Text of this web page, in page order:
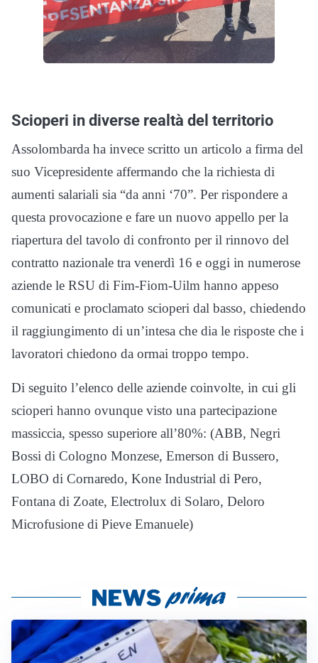
Scioperi in diverse realtà del territorio
Assolombarda ha invece scritto un articolo a firma del
suo Vicepresidente affermando che la richiesta di
aumenti salariali sia “da anni ‘70”. Per rispondere a
questa provocazione e fare un nuovo appello per la
riapertura del tavolo di confronto per il rinnovo del
contratto nazionale tra venerdì 16 e oggi in numerose
aziende le RSU di Fim-Fiom-Uilm hanno appeso
comunicati e proclamato scioperi dal basso, chiedendo
il raggiungimento di un’intesa che dia le risposte che i
lavoratori chiedono da ormai troppo tempo.
Di seguito l’elenco delle aziende coinvolte, in cui gli
scioperi hanno ovunque visto una partecipazione
massiccia, spesso superiore all’80%: (ABB, Negri
Bossi di Cologno Monzese, Emerson di Bussero,
LOBO di Cornaredo, Kone Industrial di Pero,
Fontana di Zoate, Electrolux di Solaro, Deloro
Microfusione di Pieve Emanuele)